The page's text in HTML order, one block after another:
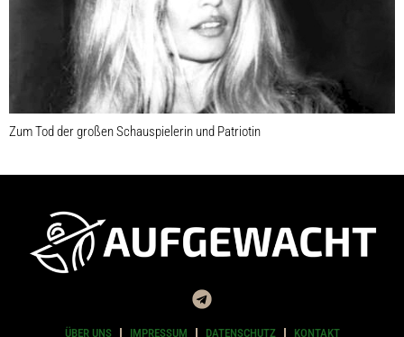
Zum Tod der großen Schauspielerin und Patriotin
ÜBER UNS IMPRESSUM DATENSCHUTZ KONTAKT